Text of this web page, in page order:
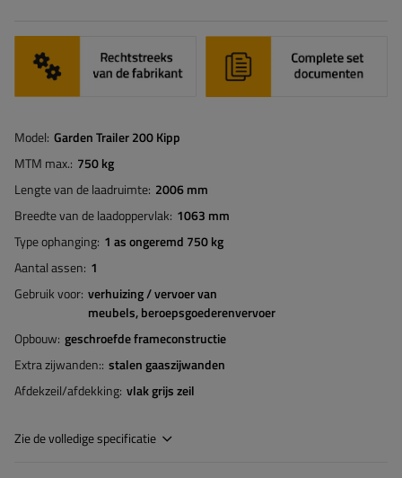
Model Garden Trailer 200 Kipp
MTM max. 750 kg
Lengte van de laadruimte 2006 mm
Breedte van de laadoppervlak 1063 mm
Type ophanging 1 as ongeremd 750 kg
Aantal assen 1
Gebruik voor verhuizing / vervoer van
meubels beroepsgoederenvervoer
Opbouw geschroefde frameconstructie
Extra zijwanden: stalen gaaszijwanden
Afdekzeil/afdekking vlak grijs zeil
Zie de volledige specificatie